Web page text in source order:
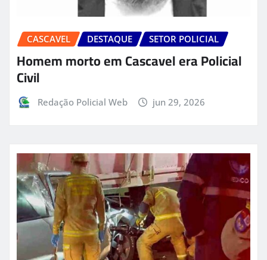
CASCAVEL DESTAQUE SETOR POLICIAL
Homem morto em Cascavel era Policial
Civil
Redação Policial Web jun 29, 2026